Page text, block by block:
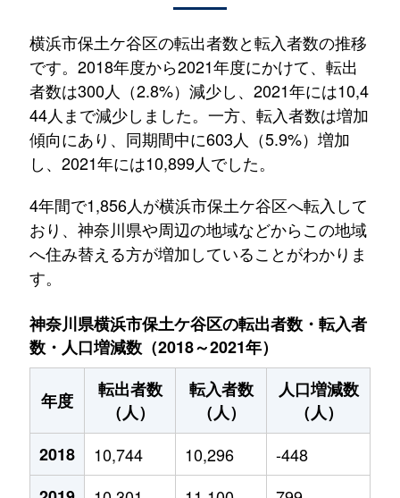
横浜市保土ケ谷区の転出者数と転入者数の推移
です。2018年度から2021年度にかけて、転出
者数は300人（2.8%）減少し、2021年には10,4
44人まで減少しました。一方、転入者数は増加
傾向にあり、同期間中に603人（5.9%）増加
し、2021年には10,899人でした。
4年間で1,856人が横浜市保土ケ谷区へ転入して
おり、神奈川県や周辺の地域などからこの地域
へ住み替える方が増加していることがわかりま
す。
神奈川県横浜市保土ケ谷区の転出者数・転入者
数・人口増減数（2018～2021年）
年度
転出者数
（人）
転入者数
（人）
人口増減数
（人）
2018
10,744 10,296
-448